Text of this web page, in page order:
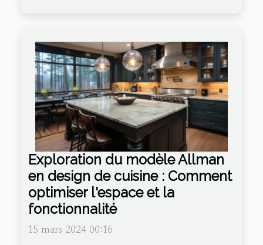
Exploration du modèle Allman
en design de cuisine : Comment
optimiser l'espace et la
fonctionnalité
15 mars 2024 00:16